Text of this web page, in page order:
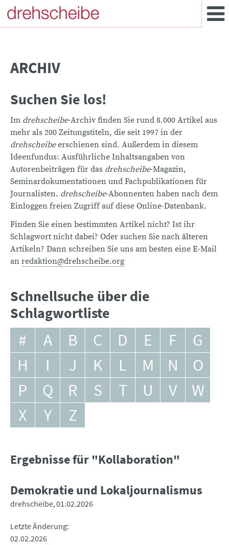
ARCHIV
Suchen Sie los!
Im drehscheibe-Archiv finden Sie rund 8.000 Artikel aus
mehr als 200 Zeitungstiteln, die seit 1997 in der
drehscheibeerschienen sind. Außerdem in diesem
Ideenfundus: Ausführliche Inhaltsangaben von
Autorenbeiträgen für das drehscheibe-Magazin,
Seminardokumentationen und Fachpublikationen für
Journalisten. drehscheibe-Abonnenten haben nach dem
Einloggen freien Zugriff auf diese Online-Datenbank.
Finden Sie einen bestimmten Artikel nicht? Ist ihr
Schlagwort nicht dabei? Oder suchen Sie nach älteren
Artikeln? Dann schreiben Sie uns am besten eine E-Mail
an redaktion@drehscheibe.org
Schnellsuche über die
Schlagwortliste
# A B C D E F
G
H
I J K L M N
O
P
Q R S T U V
W
X
Y Z
Ergebnisse für "Kollaboration"
Demokratie und Lokaljournalismus
drehscheibe 01.02.2026
Letzte Änderung
02.02.2026